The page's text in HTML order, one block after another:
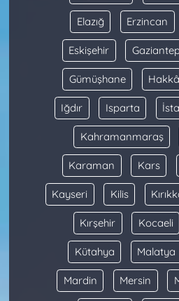
Elazığ Erzincan
Eskişehir
Gümüşhane
Iğdır Isparta
Kahramanmaraş
Karaman Kars
Kayseri Kilis
Kırşehir Kocaeli
Kütahya Malatya
Mardin Mersin